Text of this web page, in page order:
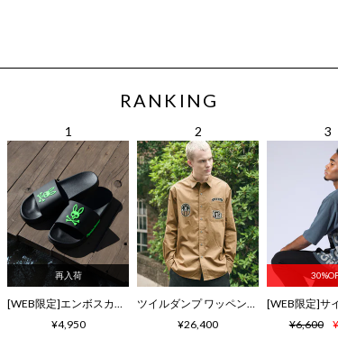
RANKING
再入荷
[WEB限定]エンボスカラーロゴ シャワーサンダル
¥4,950
ツイルダンプ ワッペン刺繍ワッシャーシャツ
¥26,400
¥6,600